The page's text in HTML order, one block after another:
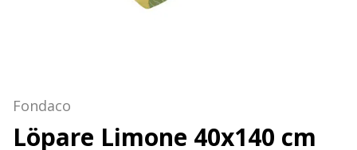
Fondaco
Löpare Limone 40x140 cm